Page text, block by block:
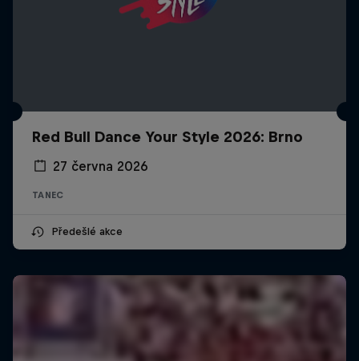
Red Bull Dance Your Style 2026: Brno
27 června 2026
TANEC
Předešlé akce